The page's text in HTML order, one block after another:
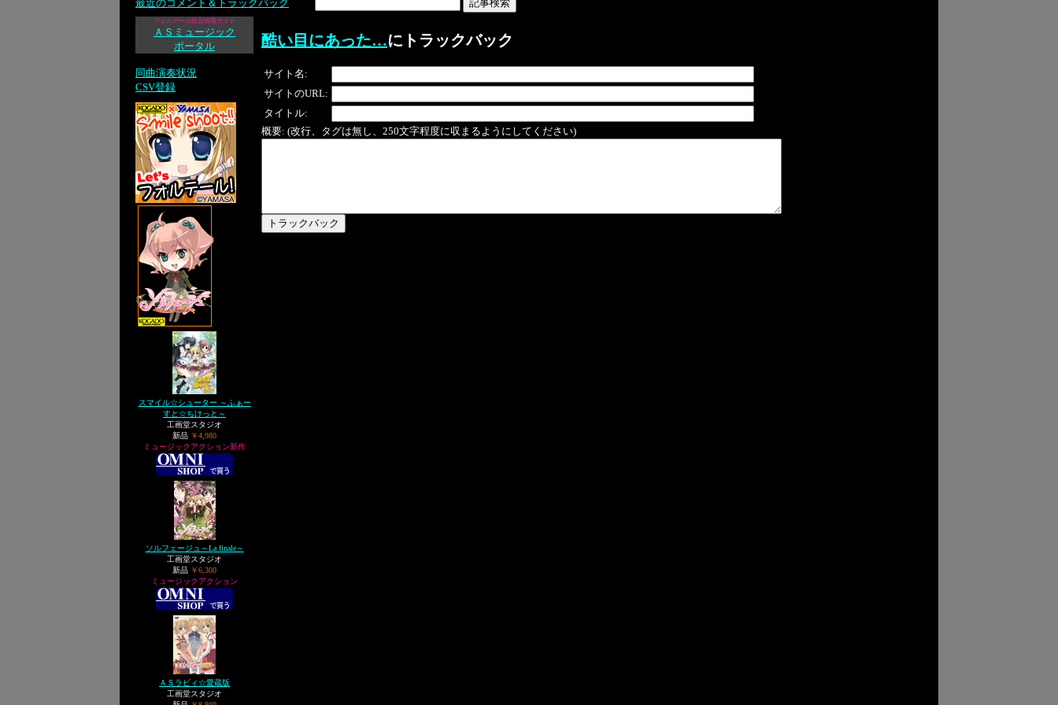
最近のコメント＆トラックバック
フォルテール総合情報サイト
ＡＳミュージック
ポータル
同曲演奏状況
CSV登録
スマイル☆シューター ～ふぁー
すと☆ちけっと～
工画堂スタジオ
新品 ￥4,980
ミュージックアクション新作
ソルフェージュ～La finale～
工画堂スタジオ
新品 ￥6,300
ミュージックアクション
ＡＳラビィ☆愛蔵版
工画堂スタジオ
酷い目にあった…にトラックバック
サイト名:
サイトのURL:
タイトル:
概要: (改行、タグは無し、250文字程度に収まるようにしてください)